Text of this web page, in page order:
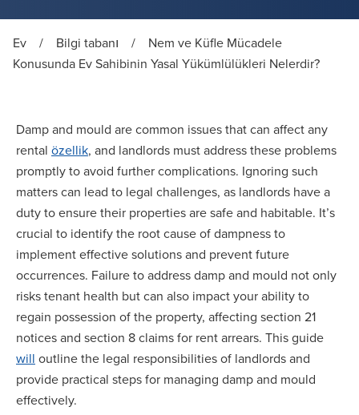
Ev / Bilgi tabanı /
Nem ve Küfle Mücadele
Konusunda Ev Sahibinin Yasal Yükümlülükleri Nelerdir?
Damp and mould are common issues that can affect any
rental özellik, and landlords must address these problems
promptly to avoid further complications. Ignoring such
matters can lead to legal challenges, as landlords have a
duty to ensure their properties are safe and habitable. It’s
crucial to identify the root cause of dampness to
implement effective solutions and prevent future
occurrences. Failure to address damp and mould not only
risks tenant health but can also impact your ability to
regain possession of the property, affecting section 21
notices and section 8 claims for rent arrears. This guide
will outline the legal responsibilities of landlords and
provide practical steps for managing damp and mould
effectively.